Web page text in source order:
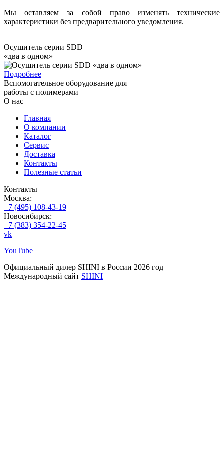
Мы оставляем за собой право изменять технические
характеристики без предварительного уведомления.
Осушитель серии SDD
«два в одном»
Подробнее
Вспомогательное оборудование для
работы с полимерами
О нас
Главная
О компании
Каталог
Сервис
Доставка
Контакты
Полезные статьи
Контакты
Москва:
+7 (495) 108-43-19
Новосибирск:
+7 (383) 354-22-45
vk
YouTube
Официальный дилер SHINI в России 2026 год
Международный сайт SHINI